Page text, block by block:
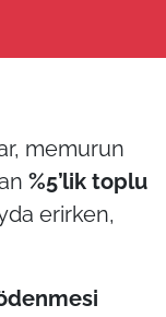
memurun
%5’lik toplu
erirken,